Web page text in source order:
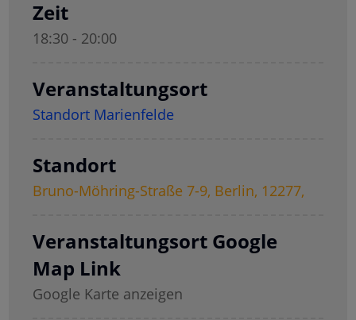
Zeit
18:30 - 20:00
Veranstaltungsort
Standort Marienfelde
Standort
Bruno-Möhring-Straße 7-9, Berlin, 12277,
Veranstaltungsort Google
Map Link
Google Karte anzeigen